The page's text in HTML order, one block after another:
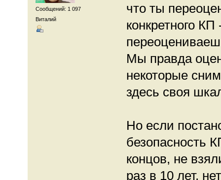
Сообщений: 1 097
Виталий
что ты
конкретного
Мы правда
некоторые
здесь своя
Но если
безопасность
концов, не
раз в 10 лет,